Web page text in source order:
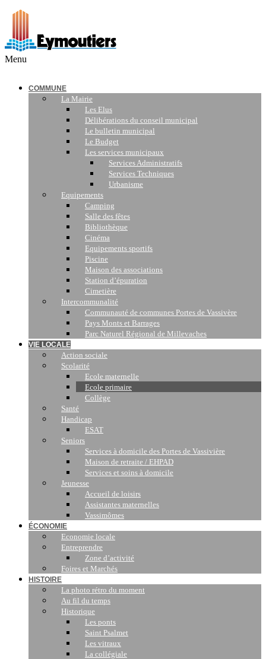
Menu
COMMUNE
La Mairie
Les Elus
Délibérations du conseil municipal
Le bulletin municipal
Le Budget
Les services municipaux
Services Administratifs
Services Techniques
Urbanisme
Equipements
Camping
Salle des fêtes
Bibliothèque
Cinéma
Equipements sportifs
Piscine
Maison des associations
Station d’épuration
Cimetière
Intercommunalité
Communauté de communes Portes de Vassivère
Pays Monts et Barrages
Parc Naturel Régional de Millevaches
VIE LOCALE
Action sociale
Scolarité
Ecole maternelle
Ecole primaire
Collège
Santé
Handicap
ESAT
Seniors
Services à domicile des Portes de Vassivière
Maison de retraite / EHPAD
Services et soins à domicile
Jeunesse
Accueil de loisirs
Assistantes maternelles
Vassimômes
ÉCONOMIE
Economie locale
Entreprendre
Zone d’activité
Foires et Marchés
HISTOIRE
La photo rétro du moment
Au fil du temps
Historique
Les ponts
Saint Psalmet
Les vitraux
La collégiale